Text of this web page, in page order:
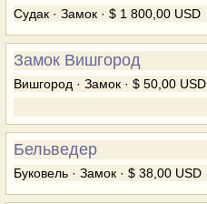
Судак · Замок · $ 1 800,00 USD
Замок Вишгород
Вишгород · Замок · $ 50,00 USD
Бельведер
Буковель · Замок · $ 38,00 USD